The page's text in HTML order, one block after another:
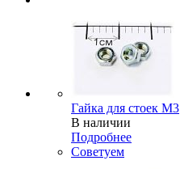
Гайка для стоек М3
В наличии
Подробнее
Советуем